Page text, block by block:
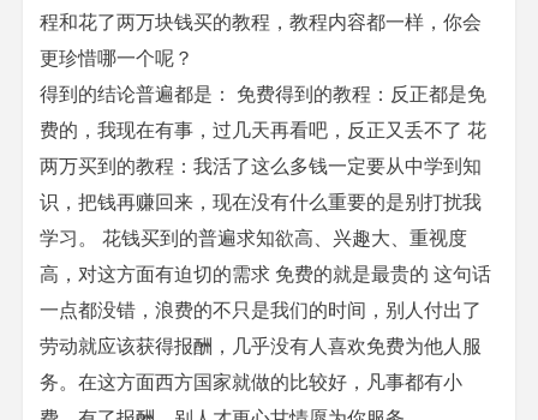
程和花了两万块钱买的教程，教程内容都一样，你会
更珍惜哪一个呢？
得到的结论普遍都是： 免费得到的教程：反正都是免
费的，我现在有事，过几天再看吧，反正又丢不了 花
两万买到的教程：我活了这么多钱一定要从中学到知
识，把钱再赚回来，现在没有什么重要的是别打扰我
学习。 花钱买到的普遍求知欲高、兴趣大、重视度
高，对这方面有迫切的需求 免费的就是最贵的 这句话
一点都没错，浪费的不只是我们的时间，别人付出了
劳动就应该获得报酬，几乎没有人喜欢免费为他人服
务。在这方面西方国家就做的比较好，凡事都有小